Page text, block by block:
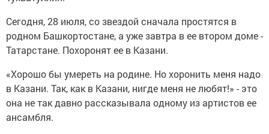
Сегодня, 28 июля, со звездой сначала простятся в
родном Башкортостане, а уже завтра в ее втором доме -
Татарстане. Похоронят ее в Казани.
«Хорошо бы умереть на родине. Но хоронить меня надо
в Казани. Так, как в Казани, нигде меня не любят!» - это
она не так давно рассказывала одному из артистов ее
ансамбля.